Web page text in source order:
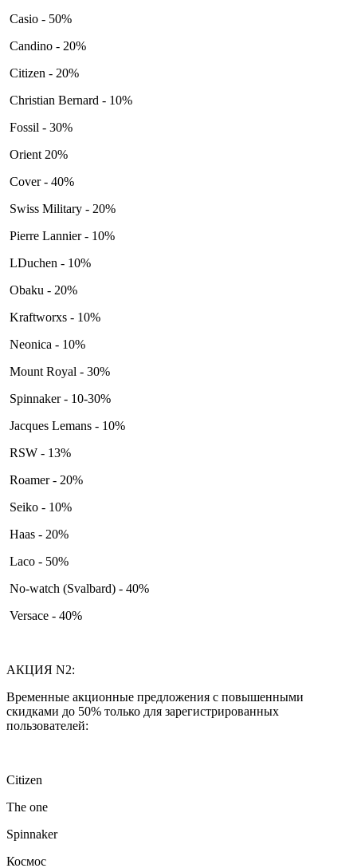
Casio - 50%
Candino - 20%
Citizen - 20%
Christian Bernard - 10%
Fossil - 30%
Orient 20%
Cover - 40%
Swiss Military - 20%
Pierre Lannier - 10%
LDuchen - 10%
Obaku - 20%
Kraftworxs - 10%
Neonica - 10%
Mount Royal - 30%
Spinnaker - 10-30%
Jacques Lemans - 10%
RSW - 13%
Roamer - 20%
Seiko - 10%
Haas - 20%
Laco - 50%
No-watch (Svalbard) - 40%
Versace - 40%
АКЦИЯ N2:
Временные акционные предложения с повышенными
скидками до 50% только для зарегистрированных
пользователей:
Citizen
The one
Spinnaker
Космос